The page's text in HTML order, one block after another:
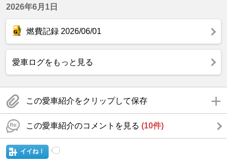
2026年6月1日
燃費記録 2026/06/01
愛車ログをもっと見る
この愛車紹介をクリップして保存
この愛車紹介のコメントを見る (10件)
イイね！